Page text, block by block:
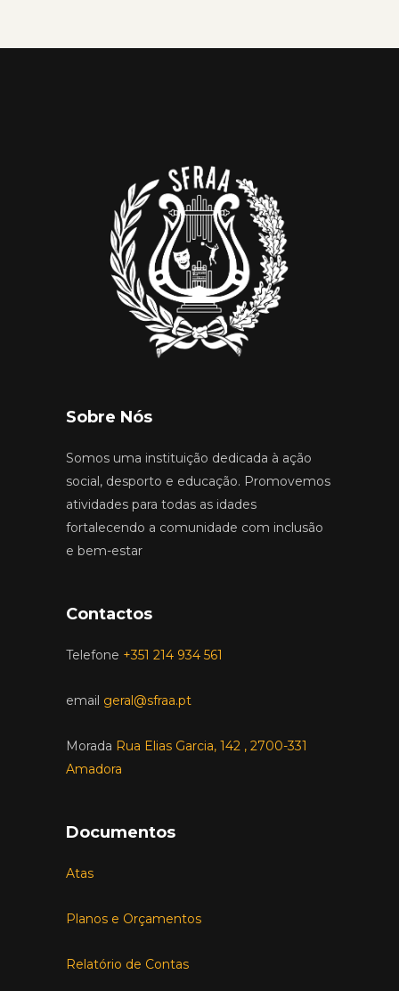
Sobre Nós
Somos uma instituição dedicada à ação
social, desporto e educação. Promovemos
atividades para todas as idades
fortalecendo a comunidade com inclusão
e bem-estar
Contactos
Telefone +351 214 934 561
email geral@sfraa.pt
Morada Rua Elias Garcia, 142 , 2700-331
Amadora
Documentos
Atas
Planos e Orçamentos
Relatório de Contas